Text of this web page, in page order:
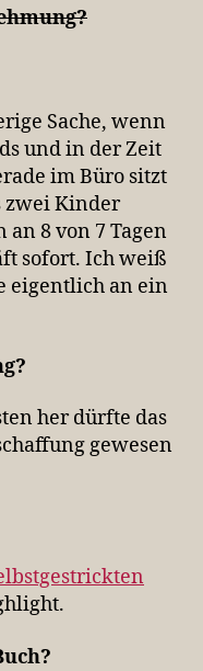
Sache, wenn
und in der Zeit
im Büro sitzt
zwei Kinder
an 8 von 7 Tagen
sofort. Ich weiß
eigentlich an ein
her dürfte das
gewesen